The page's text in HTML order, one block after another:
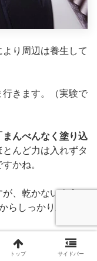
り周辺は養生して
きます。（実験で
まんべんなく塗り込
んど力は入れずタ
かね。
、乾かないように
しっかり水で流
トップ サイドバー